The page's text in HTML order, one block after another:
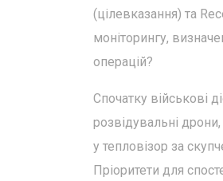
(цілевказання) та
моніторингу,
операцій?
Спочатку військові
розвідувальні
у тепловізор за
Пріоритети для